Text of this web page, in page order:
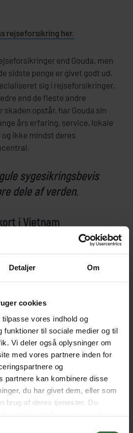
Detaljer Om
cookies
vores indhold og
funktioner til sociale medier og til
Vi deler også oplysninger om
med vores partnere inden for
og
partnere kan kombinere disse
du har givet dem, eller som
brug af deres tjenester. Du
rejseforsikring her.
end Gouda, men
sidste penge er givet godt ud.
sig i rejseforsikringer,
end de fleste andre
opstår, har Gouda sin
års erfaring, service, lokale
ikke mindst deres
sygesikringsbevis
dele af verden.
i Vietnam
vietnamesiske dong (VND).
Kreditkort (Master, Visa,
kan bruges ved betaling
dong i bankerne, på
Den bedste kurs får I ved
Der findes desuden
byer og lufthavne.
drikkevarer og shopping